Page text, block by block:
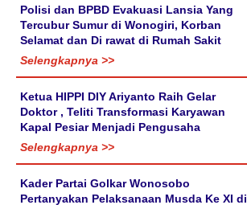
Polisi dan BPBD Evakuasi Lansia Yang
Tercubur Sumur di Wonogiri, Korban
Selamat dan Di rawat di Rumah Sakit
Selengkapnya >>
Ketua HIPPI DIY Ariyanto Raih Gelar
Doktor , Teliti Transformasi Karyawan
Kapal Pesiar Menjadi Pengusaha
Selengkapnya >>
Kader Partai Golkar Wonosobo
Pertanyakan Pelaksanaan Musda Ke XI di